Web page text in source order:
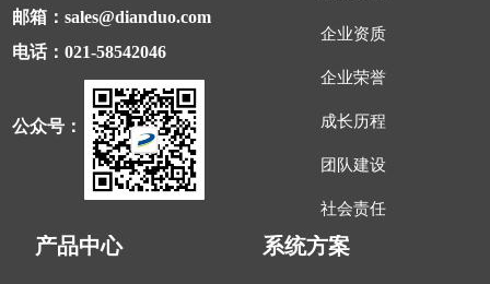
邮箱：sales@dianduo.com
电话：021-58542046
公众号：
企业资质
企业荣誉
成长历程
团队建设
社会责任
产品中心 系统方案